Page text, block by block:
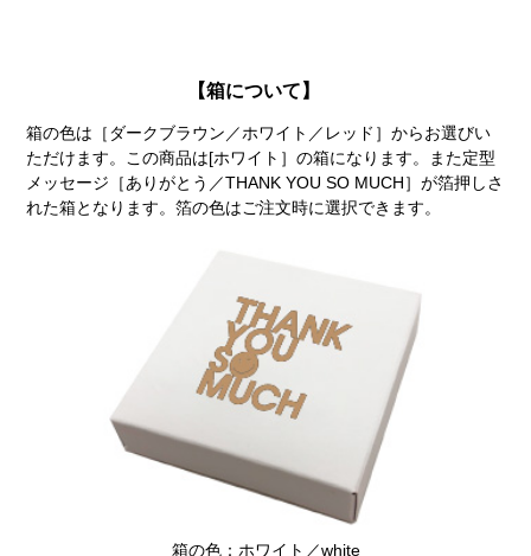
【箱について】
箱の色は［ダークブラウン／ホワイト／レッド］からお選びい
ただけます。この商品は[ホワイト］の箱になります。また定型
メッセージ［ありがとう／THANK YOU SO MUCH］が箔押しさ
れた箱となります。箔の色はご注文時に選択できます。
箱の色：ホワイト／white